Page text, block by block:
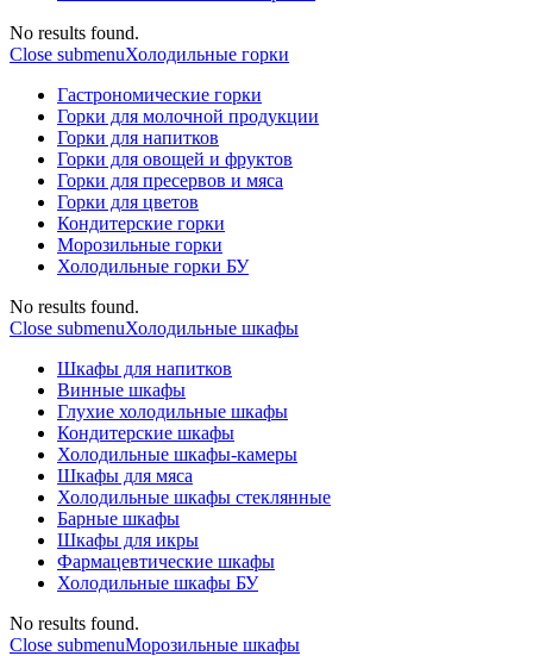
No results found.
Close submenuХолодильные горки
Гастрономические горки
Горки для молочной продукции
Горки для напитков
Горки для овощей и фруктов
Горки для пресервов и мяса
Горки для цветов
Кондитерские горки
Морозильные горки
Холодильные горки БУ
No results found.
Close submenuХолодильные шкафы
Шкафы для напитков
Винные шкафы
Глухие холодильные шкафы
Кондитерские шкафы
Холодильные шкафы-камеры
Шкафы для мяса
Холодильные шкафы стеклянные
Барные шкафы
Шкафы для икры
Фармацевтические шкафы
Холодильные шкафы БУ
No results found.
Close submenuМорозильные шкафы